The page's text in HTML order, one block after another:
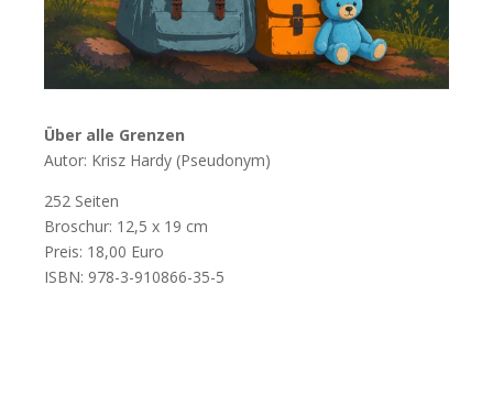
Über alle Grenzen
Autor: Krisz Hardy (Pseudonym)
252 Seiten
Broschur: 12,5 x 19 cm
Preis: 18,00 Euro
ISBN: 978-3-910866-35-5